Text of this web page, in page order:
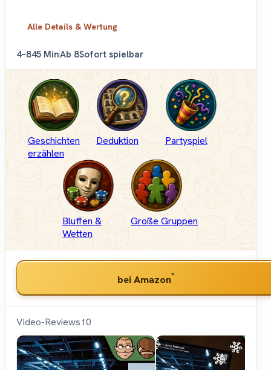
Alle Details & Wertung
4–845 MinAb 8Sofort spielbar
Geschichten
erzählen
Deduktion Partyspiel
Bluffen &
Wetten
Große Gruppen
bei Amazon*
Video-Reviews10